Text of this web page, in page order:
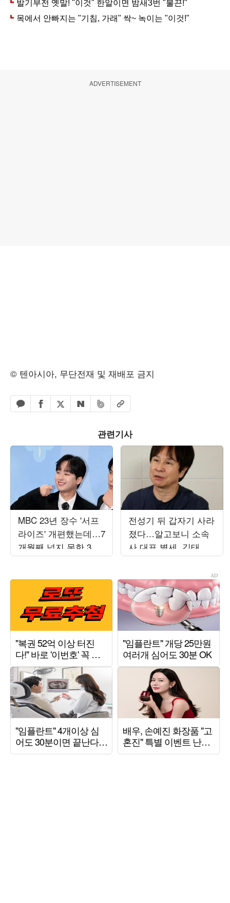
ADVERTISEMENT
© 텐아시아, 무단전재 및 재배포 금지
카카오톡 공유하기
페이스북 공유하기
엑스 공유하기
네이버 공유하기
밴드 공유하기
URL복사
관련기사
MBC 23년 장수 '서프
라이즈' 개편했는데…7
개월째 넘지 못한 3%
대의 벽
전성기 뒤 갑자기 사라
졌다…알고보니 소속
사 대표 별세, 김태원
이 도와 ('백투더뮤직